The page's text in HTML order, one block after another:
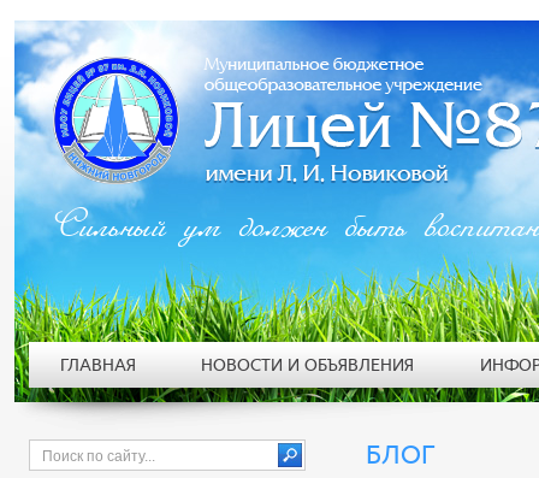
БЛОГ
Сильный ум должен быть
ГЛАВНАЯ НОВОСТИ И ОБЪЯВЛЕНИЯ